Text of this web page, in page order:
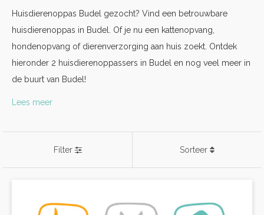
Huisdierenoppas Budel gezocht? Vind een betrouwbare
huisdierenoppas in Budel. Of je nu een kattenopvang,
hondenopvang of dierenverzorging aan huis zoekt. Ontdek
hieronder 2 huisdierenoppassers in Budel en nog veel meer in
de buurt van Budel!
Lees meer
Filter Sorteer